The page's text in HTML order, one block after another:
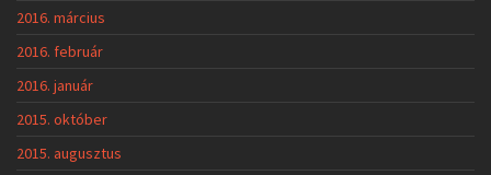
2016. március
2016. február
2016. január
2015. október
2015. augusztus